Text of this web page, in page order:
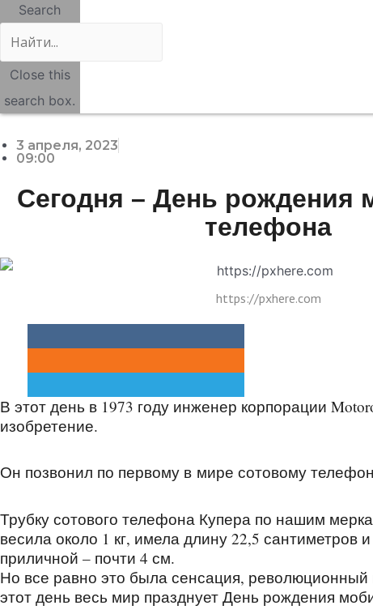
Search
Close this
search box.
3 апреля, 2023
09:00
Сегодня – День рождения
телефона
https://pxhere.com
В этот день в 1973 году инженер корпорации
изобретение.
Он позвонил по первому в мире сотовому
Трубку сотового телефона Купера по нашим
весила около 1 кг, имела длину 22,5
приличной – почти 4 см.
Но все равно это была сенсация,
этот день весь мир празднует День рождения